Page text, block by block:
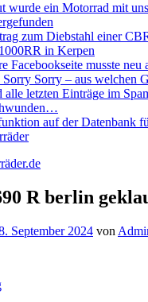
wurde ein Motorrad mit
zum Diebstahl einer
in Kerpen
Facebookseite musste neu
Sorry Sorry – aus welchen
alle letzten Einträge im
auf der Datenbank
R berlin
September 2024 von